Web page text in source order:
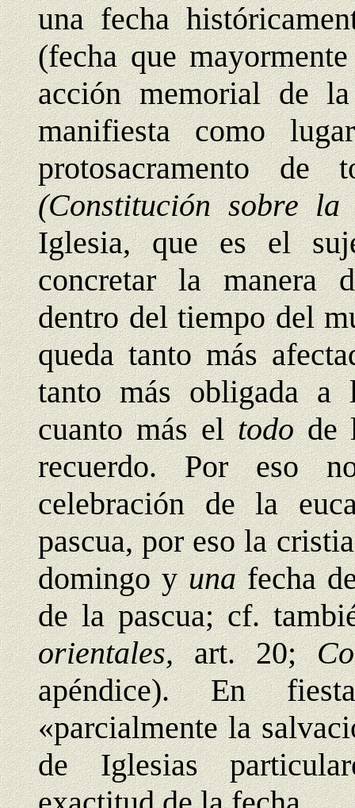
una fecha
(fecha que
acción memorial de
manifiesta como
protosacramento de
(Constitución sobre
Iglesia, que es el
concretar la manera
dentro del tiempo del
queda tanto más
tanto más obligada a
cuanto más eltodode
recuerdo. Por eso
celebración de la
pascua, por eso la
domingo yunafecha
de la pascua; cf.
orientales,art. 20;
apéndice). En
«parcialmente la
de Iglesias